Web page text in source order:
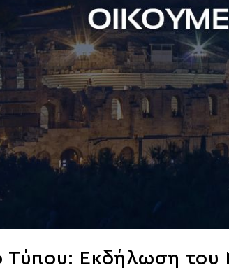
Τύπου: Εκδήλωση του